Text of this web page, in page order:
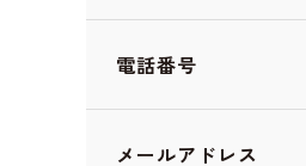
電話番号
メールアドレス